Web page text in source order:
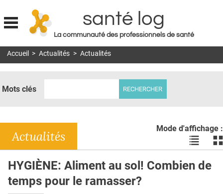
Jump to navigation
santé log
La communauté des professionnels de santé
MON COMPTE
DOSSIERS
RÉSEAUX
E-REVUE SAD
THÉMA
Accueil > Actualités > Actualités
Mots clés
Mode d'affichage :
Voir
les
en
les
Actualités
HYGIÈNE: Aliment au sol! Combien de
temps pour le ramasser?